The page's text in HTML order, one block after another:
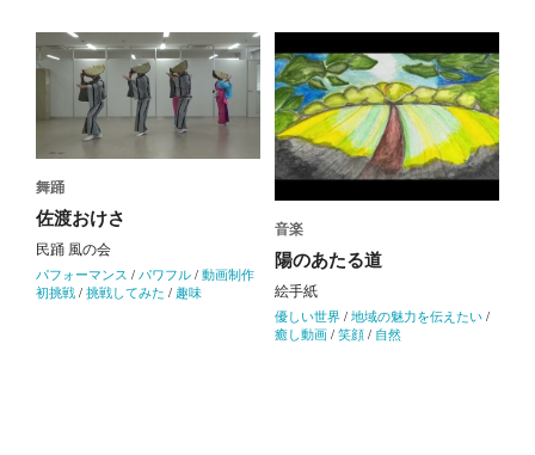
舞踊
佐渡おけさ
民踊 風の会
パフォーマンス /パワフル/動画制作
初挑戦/挑戦してみた /趣味
音楽
陽のあたる道
絵手紙
優しい世界/地域の魅力を伝えたい/
癒し動画/笑顔/ 自然